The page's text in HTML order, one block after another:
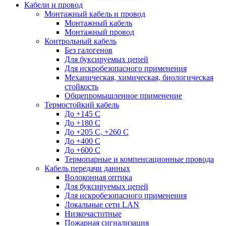
Кабели и провод
Монтажный кабель и провод
Монтажный кабель
Монтажный провод
Контрольный кабель
Без галогенов
Для буксируемых цепей
Для искробезопасного применения
Механическая, химическая, биологическая
стойкость
Общепромышленное применение
Термостойкий кабель
До +145 С
До +180 C
До +205 С, +260 С
До +400 C
До +600 С
Термопарные и компенсационные провода
Кабель передачи данных
Волоконная оптика
Для буксируемых цепей
Для искробезопасного применения
Локальные сети LAN
Низкочастотные
Пожарная сигнализация